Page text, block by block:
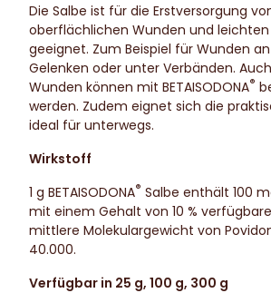
Die Salbe ist für die Erstversorgung
oberflächlichen Wunden und
geeignet. Zum Beispiel für Wunden
Gelenken oder unter Verbänden.
Wunden können mit BETAISODONA®
werden. Zudem eignet sich die
ideal für unterwegs.
Wirkstoff
1 g BETAISODONA® Salbe enthält 100
mit einem Gehalt von 10 %
mittlere Molekulargewicht von
40.000.
Verfügbar in 25 g, 100 g, 300 g